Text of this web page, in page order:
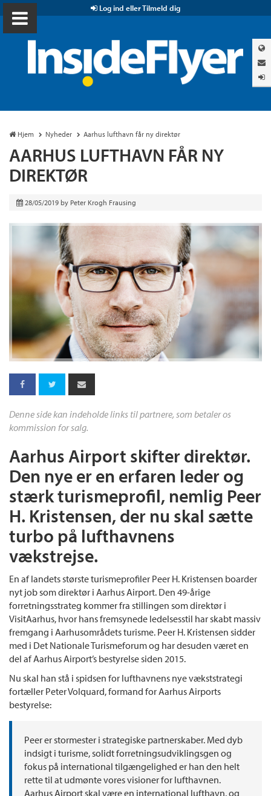
Log ind eller Tilmeld dig
Hjem Nyheder Aarhus lufthavn får ny direktør
AARHUS LUFTHAVN FÅR NY
DIREKTØR
28/05/2019 by Peter Krogh Frausing
Denne side kan indeholde links til partnere, som betaler os
kommission for salg.
Aarhus Airport skifter direktør.
Den nye er en erfaren leder og
stærk turismeprofil, nemlig Peer
H. Kristensen, der nu skal sætte
turbo på lufthavnens
vækstrejse.
En af landets største turismeprofiler Peer H. Kristensen boarder
nyt job som direktør i Aarhus Airport. Den 49-årige
forretningsstrateg kommer fra stillingen som direktør i
VisitAarhus, hvor hans fremsynede ledelsesstil har skabt massiv
fremgang i Aarhusområdets turisme. Peer H. Kristensen sidder
med i Det Nationale Turismeforum og har desuden været en
del af Aarhus Airport’s bestyrelse siden 2015.
Nu skal han stå i spidsen for lufthavnens nye vækststrategi
fortæller Peter Volquard, formand for Aarhus Airports
bestyrelse:
Peer er stormester i strategiske partnerskaber. Med dyb
indsigt i turisme, solidt forretningsudviklingsgen og
fokus på international tilgængelighed er han den helt
rette til at udmønte vores visioner for lufthavnen.
Aarhus Airport skal være en international lufthavn, og